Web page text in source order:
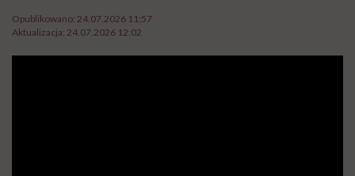
Opublikowano: 24.07.2026 11:57
Aktualizacja: 24.07.2026 12:02